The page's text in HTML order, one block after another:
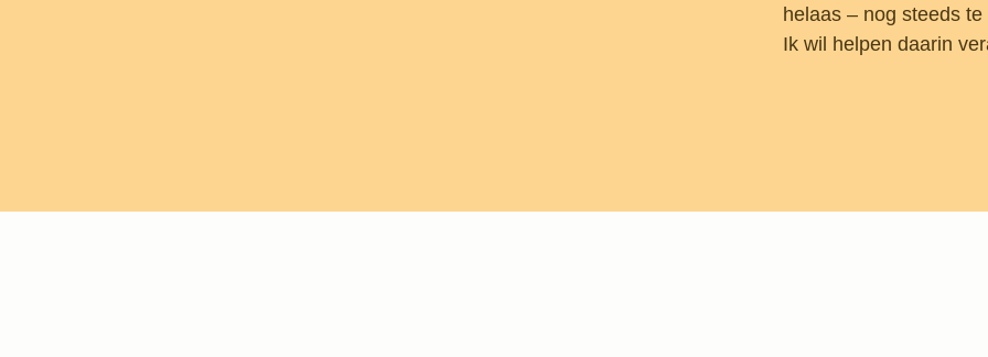
helaas – nog steeds
Ik wil helpen daarin